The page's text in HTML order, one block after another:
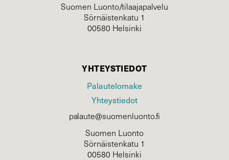
Suomen Luonto/tilaajapalvelu
Sörnäistenkatu 1
00580 Helsinki
YHTEYSTIEDOT
Palautelomake
Yhteystiedot
palaute@suomenluonto.fi
Suomen Luonto
Sörnäistenkatu 1
00580 Helsinki